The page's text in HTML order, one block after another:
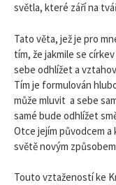
světla, které září na
Tato věta, jež je pro
tím, že jakmile se
sebe odhlížet a
Tím je formulován
může mluvit a sebe
samé bude odhlížet
Otce jejím původcem
světě novým
Touto vztažeností ke